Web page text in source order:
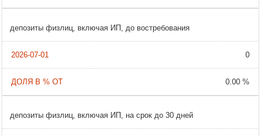
депозиты физлиц, включая ИП, до востребования
0
0.00 %
депозиты физлиц, включая ИП, на срок до 30 дней